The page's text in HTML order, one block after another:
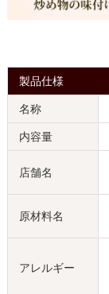
製品仕様
名称
内容量
店舗名
原材料名
アレルギー